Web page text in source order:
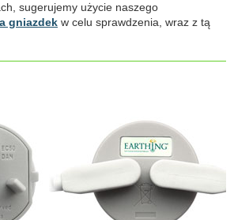
sugerujemy użycie naszego
gniazdek w celu sprawdzenia, wraz z tą